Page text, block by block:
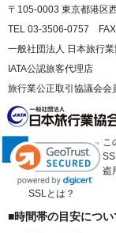
〒105-0003 東京都港区
TEL 03-3506-0757
一般社団法人 日本旅行
IATA公認旅客代理店
旅行業公正取引協議会会
SSLとは？
こ
盗
■時間帯の目安につい